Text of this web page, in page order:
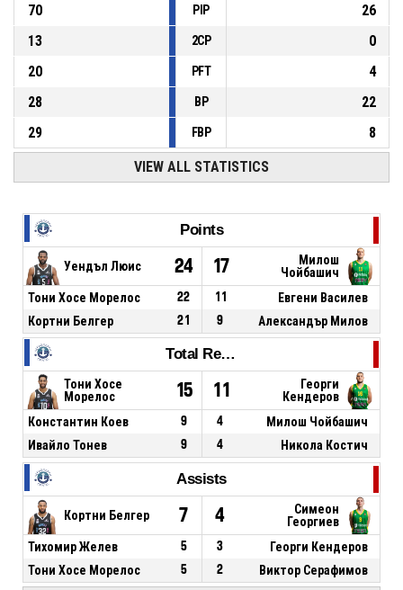
70
PIP
26
13
2CP
0
20
PFT
4
28
BP
22
29
FBP 8
VIEW ALL STATISTICS
Points
Уендъл Люис 24 17
Милош
Чойбашич
Тони Хосе Морелос
22 11
Евгени Василев
Кортни Белгер
21 9 Александър Милов
Total Rebounds
Тони Хосе
Морелос
15 11
Георги
Кендеров
Константин Коев
9 4
Милош Чойбашич
Ивайло Тонев
9 4 Никола Костич
Assists
Кортни Белгер 7 4
Симеон
Георгиев
Тихомир Желев
5 3
Георги Кендеров
Тони Хосе Морелос
5 2 Виктор Серафимов